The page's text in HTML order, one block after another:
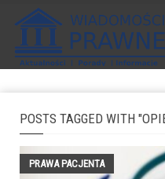
POSTS TAGGED WITH
PRAWA PACJENTA